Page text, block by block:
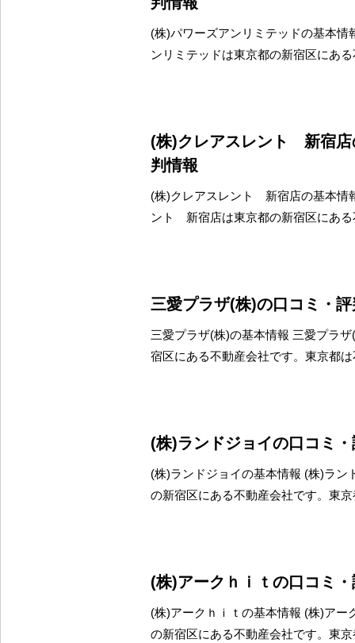
(株)パワーズアンリミテッドの基本情
ンリミテッドは東京都の新宿区にあ
(株)クレアスレント 新宿店
判情報
(株)クレアスレント 新宿店の基本情
ント 新宿店は東京都の新宿区にある
三愛プラザ(株)の口コミ・
三愛プラザ(株)の基本情報 三愛プラ
宿区にある不動産会社です。東京都
(株)ランドジョイの口コミ
(株)ランドジョイの基本情報 (株)ラン
の新宿区にある不動産会社です。東
(株)アークｈｉｔの口コミ
(株)アークｈｉｔの基本情報 (株)アー
の新宿区にある不動産会社です。東